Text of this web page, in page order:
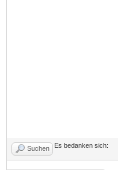
Suchen Es bedanken sich: